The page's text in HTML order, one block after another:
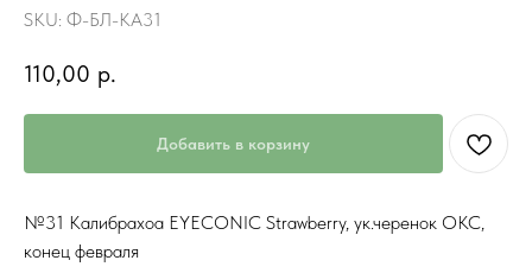
SKU: Ф-БЛ-КА31
110,00 р.
Добавить в корзину
№31 Калибрахоа EYECONIC Strawberry, ук.черенок ОКС,
конец февраля